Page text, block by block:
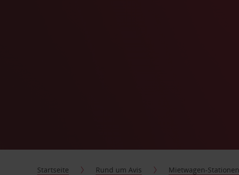
Startseite Rund um Avis Mietwagen-Stationen